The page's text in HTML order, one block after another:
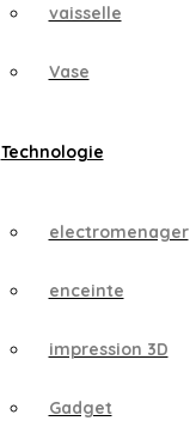
vaisselle
Vase
Technologie
electromenager
enceinte
impression 3D
Gadget